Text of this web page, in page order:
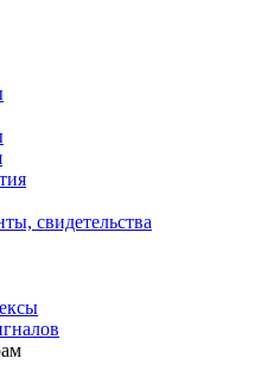
свидетельства